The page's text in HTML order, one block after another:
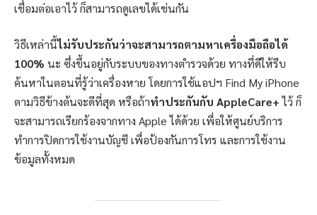
เชื่อมต่อเอาไว้ ก็สามารถดูเลขได้เช่นกัน
วิธีเหล่านี้ไม่รับประกันว่าจะสามารถตามหาเครื่องมือถือได้
100% นะ ซึ่งขึ้นอยู่กับระบบของทางตำรวจด้วย ทางที่ดีให้รีบ
ค้นหาในตอนที่รู้ว่าเครื่องหาย โดยการใช้แอปฯ Find My iPhone
ตามวิธีข้างต้นจะดีที่สุด หรือถ้าทำประกันกับ AppleCare+ไว้ ก็
จะสามารถเรียกร้องจากทาง Apple ได้ด้วย เพื่อให้ศูนย์บริการ
ทำการปิดการใช้งานบัญชี เพื่อป้องกันการโทร และการใช้งาน
ข้อมูลทั้งหมด